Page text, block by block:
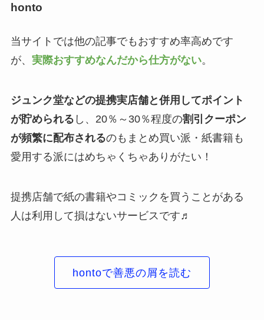
honto
当サイトでは他の記事でもおすすめ率高めです
が、 実際おすすめなんだから仕方がない。
ジュンク堂などの提携実店舗と併用してポイント
が貯められる し、20％～30％程度の割引クーポン
が頻繁に配布されるのもまとめ買い派・紙書籍も
愛用する派にはめちゃくちゃありがたい！
提携店舗で紙の書籍やコミックを買うことがある
人は利用して損はないサービスです♬
hontoで善悪の屑を読む